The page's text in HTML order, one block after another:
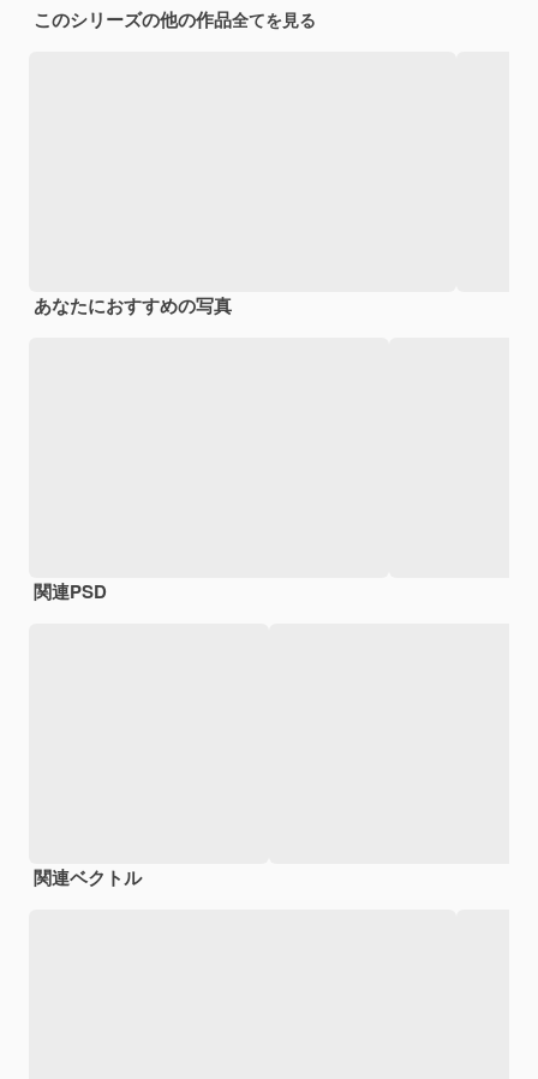
このシリーズの他の作品全てを見る
あなたにおすすめの写真
関連PSD
関連ベクトル